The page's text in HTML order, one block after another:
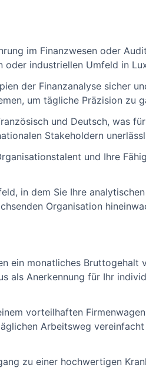
im Finanzwesen oder
industriellen Umfeld in
der Finanzanalyse sicher
um tägliche Präzision zu
und Deutsch, was
Stakeholdern
und Ihre
in dem Sie Ihre
Organisation
ein monatliches Bruttogehalt
als Anerkennung für Ihr
vorteilhaften
Arbeitsweg
zu einer hochwertigen